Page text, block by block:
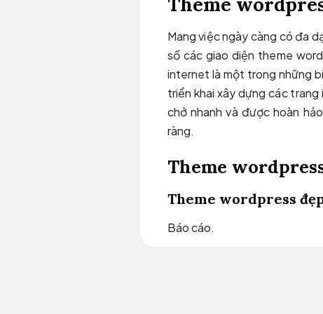
Mang việc ngày càng có đa
số các giao diện theme
internet là một trong những
triển khai xây dựng các
chở nhanh và được hoàn
ràng.
Theme
Theme wordpress
Báo cáo.